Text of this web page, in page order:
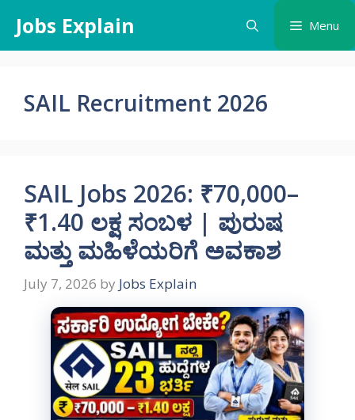
content
Jobs Explain Menu
SAIL Recruitment 2026
SAIL Jobs 2026: ₹70,000–
₹1.40 ಲಕ್ಷ ಸಂಬಳ | ಪುರುಷ
ಮತ್ತು ಮಹಿಳೆಯರಿಗೆ ಅವಕಾಶ
July 7, 2026 by Jobs Explain